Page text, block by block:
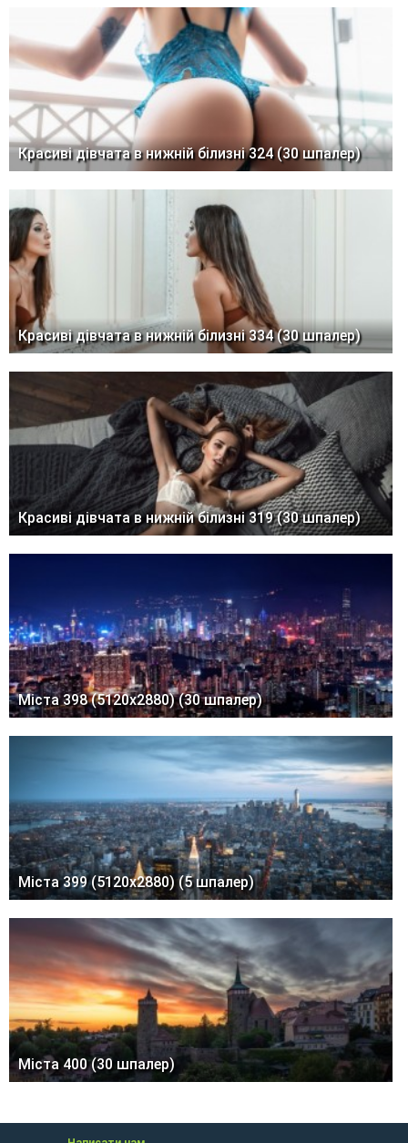
Красиві дівчата в нижній білизні 324 (30 шпалер)
Красиві дівчата в нижній білизні 334 (30 шпалер)
Красиві дівчата в нижній білизні 319 (30 шпалер)
Міста 398 (5120x2880) (30 шпалер)
Міста 399 (5120x2880) (5 шпалер)
Міста 400 (30 шпалер)